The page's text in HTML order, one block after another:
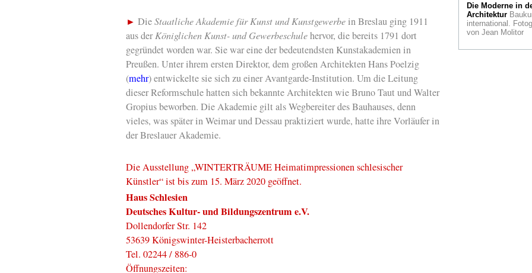
► DieStaatliche Akademie für Kunst und Kunstgewerbein Breslau ging 1911
aus derKöniglichen Kunst- und Gewerbeschulehervor, die bereits 1791 dort
gegründet worden war. Sie war eine der bedeutendsten Kunstakademien in
Preußen. Unter ihrem ersten Direktor, dem großen Architekten Hans Poelzig
(mehr) entwickelte sie sich zu einer Avantgarde-Institution. Um die Leitung
dieser Reformschule hatten sich bekannte Architekten wie Bruno Taut und Walter
Gropius beworben. Die Akademie gilt als Wegbereiter des Bauhauses, denn
vieles, was später in Weimar und Dessau praktiziert wurde, hatte ihre Vorläufer in
der Breslauer Akademie.
Die Ausstellung „WINTERTRÄUME Heimatimpressionen schlesischer
Künstler“ ist bis zum 15. März 2020 geöffnet.
Haus Schlesien
Deutsches Kultur- und Bildungszentrum e.V.
Dollendorfer Str. 142
53639 Königswinter-Heisterbacherrott
Tel. 02244 / 886-0
Öffnungszeiten:
Kölsche Institution
Pflanzenadoption
Gewächse retten
Die Moderne in
Architektur
international.
von Jean Molitor